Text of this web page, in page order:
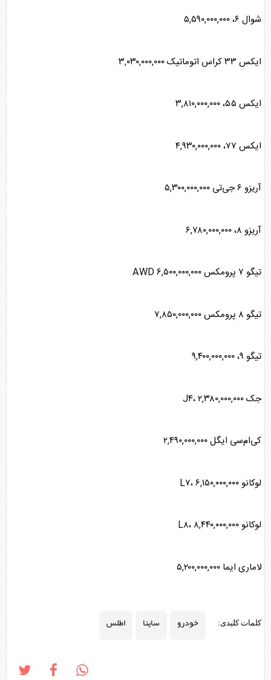
شوال ۶، ۵,۵۹۰,۰۰۰,۰۰۰
ایکس ۳۳ کراس اتوماتیک ۳,۰۳۰,۰۰۰,۰۰۰
ایکس ۵۵، ۳,۸۱۰,۰۰۰,۰۰۰
ایکس ۷۷، ۴,۹۳۰,۰۰۰,۰۰۰
آریزو ۶ جی‌تی ۵,۳۰۰,۰۰۰,۰۰۰
آریزو ۸، ۶,۷۸۰,۰۰۰,۰۰۰
تیگو ۷ پرومکس AWD ۶,۵۰۰,۰۰۰,۰۰۰
تیگو ۸ پرومکس ۷,۸۵۰,۰۰۰,۰۰۰
تیگو ۹، ۹,۴۰۰,۰۰۰,۰۰۰
جک J۴، ۲,۳۸۰,۰۰۰,۰۰۰
کی‌ام‌سی ایگل ۲,۴۹۰,۰۰۰,۰۰۰
لوکانو L۷، ۶,۱۵۰,۰۰۰,۰۰۰
لوکانو L۸، ۸,۴۴۰,۰۰۰,۰۰۰
لاماری ایما ۵,۲۰۰,۰۰۰,۰۰۰
کلمات کلیدی: خودرو ساینا اطلس